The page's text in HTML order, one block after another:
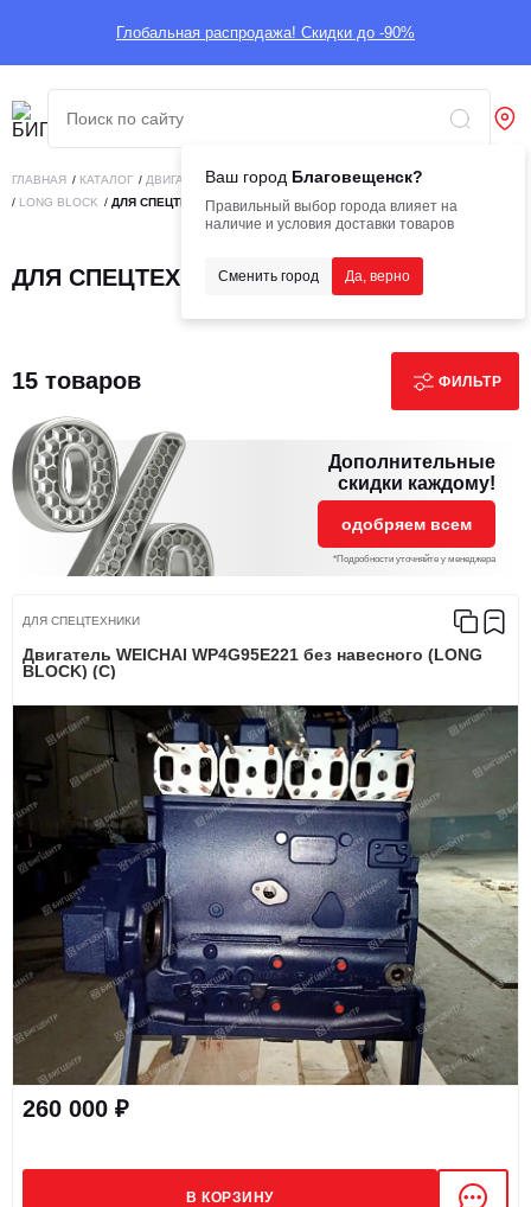
Глобальная распродажа! Скидки до -90%
Ваш город Благовещенск?
Правильный выбор города влияет на
наличие и условия доставки товаров
Сменить город Да, верно
ГЛАВНАЯ / КАТАЛОГ / ДВИГАТЕЛИ /ДВИГАТЕЛИ БЕЗ НАВЕСНОГО ОБОРУДОВАНИЯ
/ LONG BLOCK / ДЛЯ СПЕЦТЕХНИКИ
ДЛЯ СПЕЦТЕХНИКИ
15 товаров ФИЛЬТР
Дополнительные
скидки каждому!
одобряем всем
*Подробности уточняйте у менеджера
ДЛЯ СПЕЦТЕХНИКИ
Двигатель WEICHAI WP4G95E221 без навесного (LONG
BLOCK) (C)
260 000 ₽
В КОРЗИНУ